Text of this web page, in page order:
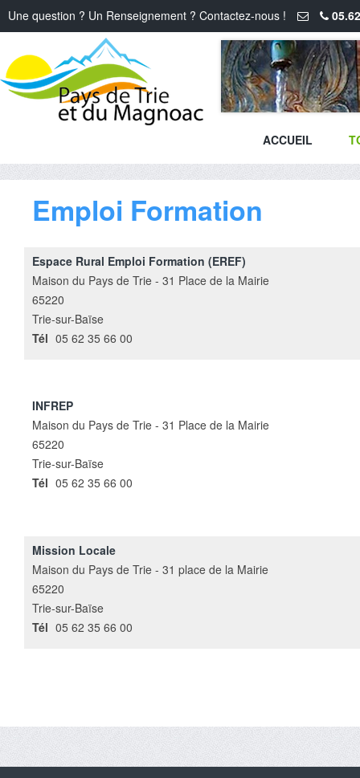
Une question ? Un Renseignement ? Contactez-nous !
ACCUEIL
Emploi Formation
Espace Rural Emploi Formation (EREF)
Maison du Pays de Trie - 31 Place de la Mairie
65220
Trie-sur-Baïse
Tél 05 62 35 66 00
INFREP
Maison du Pays de Trie - 31 Place de la Mairie
65220
Trie-sur-Baïse
Tél 05 62 35 66 00
Mission Locale
Maison du Pays de Trie - 31 place de la Mairie
65220
Trie-sur-Baïse
Tél 05 62 35 66 00